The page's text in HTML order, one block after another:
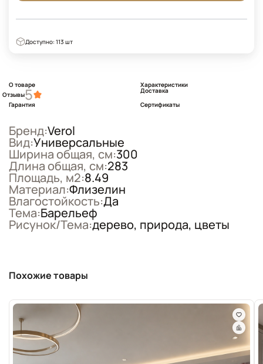
Доступно: 113 шт
О товаре
Характеристики
Отзывы5
Доставка
Гарантия
Сертификаты
Бренд:Verol
Вид:Универсальные
Ширина общая, см:300
Длина общая, см:283
Площадь, м2:8.49
Материал:Флизелин
Влагостойкость:Да
Тема:Барельеф
Рисунок/Тема:дерево, природа, цветы
Похожие товары